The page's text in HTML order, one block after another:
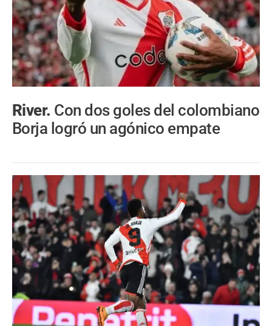
River. Con dos goles del colombiano
Borja logró un agónico empate